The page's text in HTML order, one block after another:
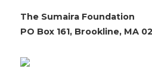
The Sumaira Foundation
PO Box 161, Brookline, MA